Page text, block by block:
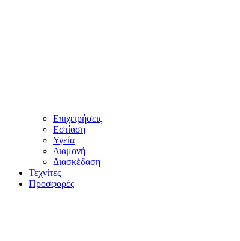
Επιχειρήσεις
Εστίαση
Υγεία
Διαμονή
Διασκέδαση
Τεχνίτες
Προσφορές